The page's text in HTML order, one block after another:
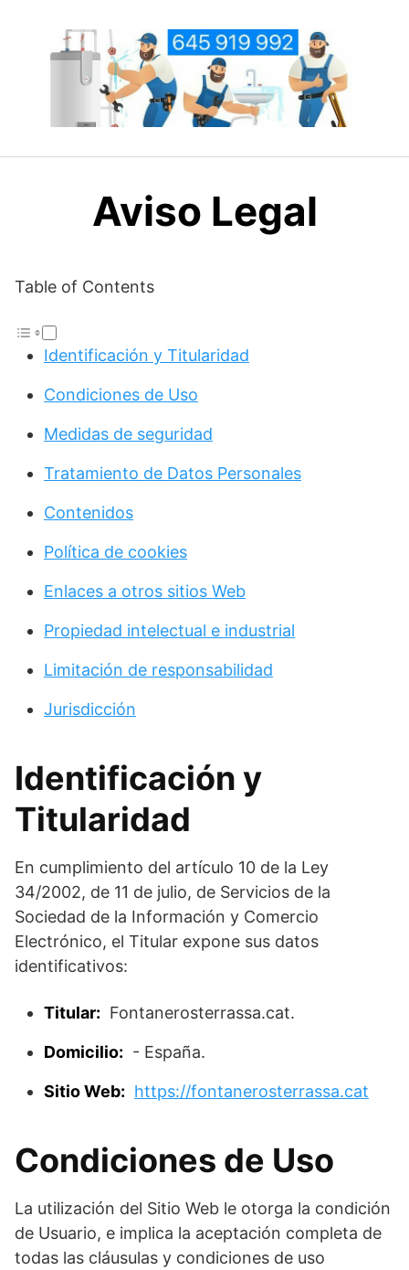
contenido
Aviso Legal
Table of Contents
Identificación y Titularidad
Condiciones de Uso
Medidas de seguridad
Tratamiento de Datos Personales
Contenidos
Política de cookies
Enlaces a otros sitios Web
Propiedad intelectual e industrial
Limitación de responsabilidad
Jurisdicción
Identificación y
Titularidad
En cumplimiento del artículo 10 de la Ley
34/2002, de 11 de julio, de Servicios de la
Sociedad de la Información y Comercio
Electrónico, el Titular expone sus datos
identificativos:
Titular: Fontanerosterrassa.cat.
Domicilio: - España.
Sitio Web: https://fontanerosterrassa.cat
Condiciones de Uso
La utilización del Sitio Web le otorga la condición
de Usuario, e implica la aceptación completa de
todas las cláusulas y condiciones de uso